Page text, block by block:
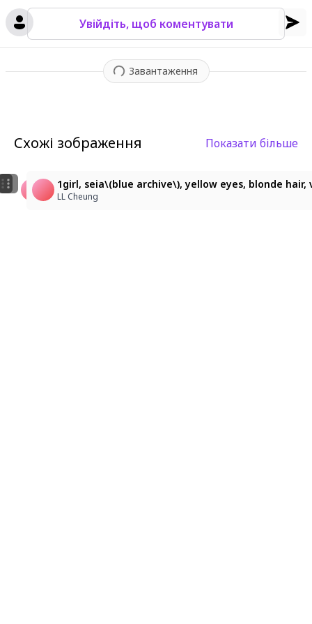
Увійдіть, щоб коментувати
Завантаження
Схожі зображення Показати більше
1girl, seia\(blue archive\), yellow eyes, blonde hair,
LL Cheung
猫耳の船員。
石川豊
1girl, seia\(blue archive\), yellow eyes, blonde
LL Cheung